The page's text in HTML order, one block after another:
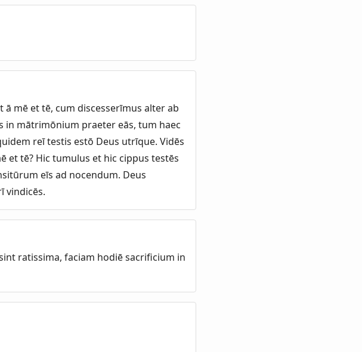
mē et tē, cum discesserīmus alter ab
in mātrimōnium praeter eās, tum haec
reī testis estō Deus utrīque. Vidēs
et tē? Hic tumulus et hic cippus testēs
eīs ad nocendum. Deus
vindicēs.
ratissima, faciam hodiē sacrificium in